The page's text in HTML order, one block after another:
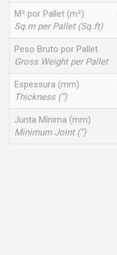
M² por Pallet (m²)
Sq.m per Pallet (Sq.ft)
Peso Bruto por Pallet
Gross Weight per Pallet
Espessura (mm)
Thickness (”)
Junta Mínima (mm)
Minimum Joint (”)